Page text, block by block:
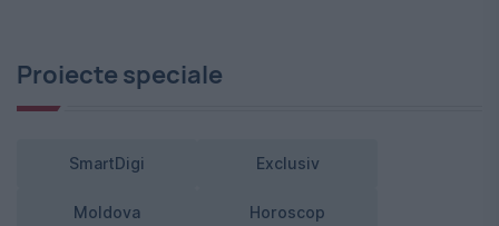
Proiecte speciale
SmartDigi Exclusiv
Moldova Horoscop